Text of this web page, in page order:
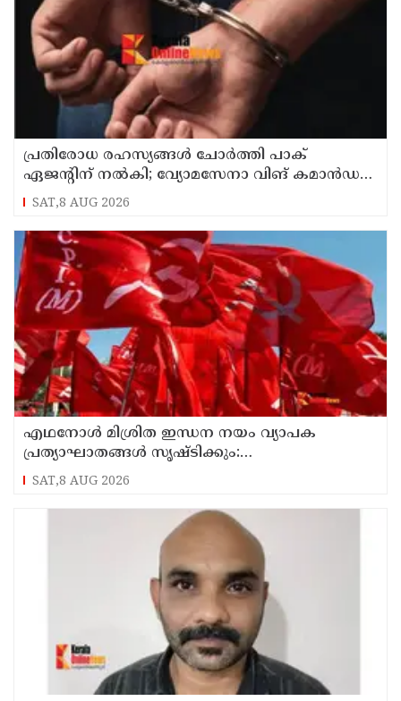
പ്രതിരോധ രഹസ്യങ്ങള്‍ ചോര്‍ത്തി പാക്
ഏജന്റിന് നല്‍കി; വ്യോമസേനാ വിങ് കമാന്‍ഡര്‍
അറസ്റ്റില്‍
SAT,8 AUG 2026
എഥനോള്‍ മിശ്രിത ഇന്ധന നയം വ്യാപക
പ്രത്യാഘാതങ്ങള്‍ സൃഷ്ടിക്കും:
പിന്‍വലിച്ചില്ലെങ്കില്‍ ജനകീയ പ്രതിഷേധമെന്ന്
സിപിഐഎം
SAT,8 AUG 2026